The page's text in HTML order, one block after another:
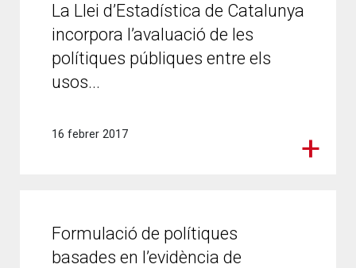
La Llei d’Estadística de Catalunya
incorpora l’avaluació de les
polítiques públiques entre els
usos...
16 febrer 2017
Formulació de polítiques
basades en l’evidència de